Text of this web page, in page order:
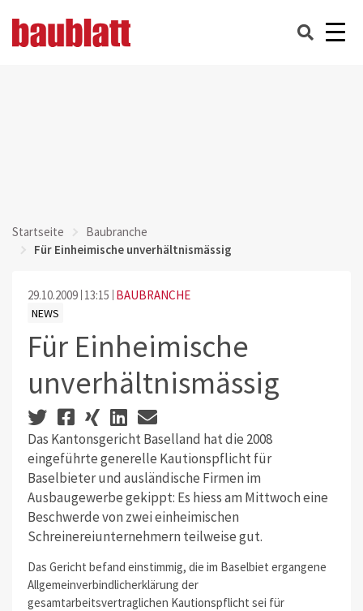
Startseite
Baubranche
Für Einheimische unverhältnismässig
29.10.2009 13:15 BAUBRANCHE
NEWS
Für Einheimische
unverhältnismässig
Das Kantonsgericht Baselland hat die 2008
eingeführte generelle Kautionspflicht für
Baselbieter und ausländische Firmen im
Ausbaugewerbe gekippt: Es hiess am Mittwoch eine
Beschwerde von zwei einheimischen
Schreinereiunternehmern teilweise gut.
Das Gericht befand einstimmig, die im Baselbiet ergangene
Allgemeinverbindlicherklärung der
gesamtarbeitsvertraglichen Kautionspflicht sei für